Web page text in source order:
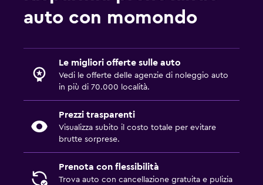
auto con momondo
Le migliori offerte sulle auto
Vedi le offerte delle agenzie di noleggio auto
in più di 70.000 località.
Prezzi trasparenti
Visualizza subito il costo totale per evitare
brutte sorprese.
Prenota con flessibilità
Trova auto con cancellazione gratuita e pulizia